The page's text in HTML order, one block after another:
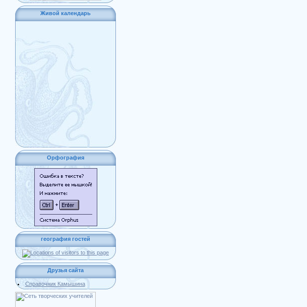
Живой календарь
Орфография
география гостей
Друзья сайта
Справочник Камышина